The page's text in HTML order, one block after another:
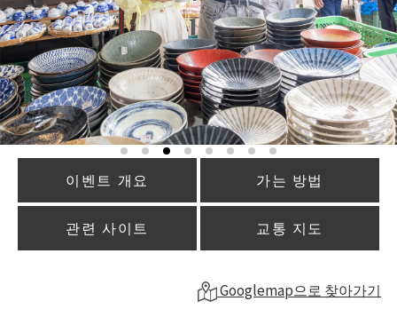
이벤트 개요 가는 방법
관련 사이트 교통 지도
Googlemap으로 찾아가기